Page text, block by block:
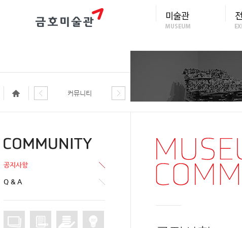
커뮤니티
공지사항
Q & A